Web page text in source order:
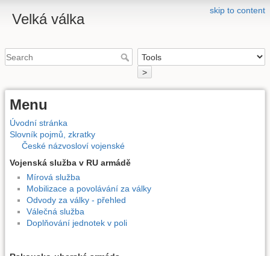
skip to content
Velká válka
>
Menu
Úvodní stránka
Slovník pojmů, zkratky
České názvosloví vojenské
Vojenská služba v RU armádě
Mírová služba
Mobilizace a povolávání za války
Odvody za války - přehled
Válečná služba
Doplňování jednotek v poli